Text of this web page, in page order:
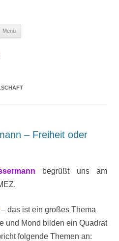
Menü
– Freiheit oder
begrüßt uns am
– das ist ein großes Thema
und Mond bilden ein Quadrat
folgende Themen an: